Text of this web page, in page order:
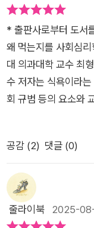
좋은 삶을 위한 선택
책을 따라가다 보면
하는지 해결책을 발견할 수 있을
서 싸워야 하는 인간의 숙명 “당신의 조절 능력
두 석학은 흥미진진한
제를 두고 뇌과학자
최형진 교수는 무엇
거짓 갈망에 빠지지
다. 이에 뇌과학자 김
에서 어떻게 구현되
리의 본능을 어떻게
다. 6부에서는 ‘우리
* 출판사로부터 도서
왜 먹는지를 사회심
대 의과대학 교수 최
수 저자는 식욕이라
회 규범 등의 요소와
는 행위를 통해 인간
보고서입니다.우리는
서 먹고 있는 걸까요
메커니즘에 의해 조종
지금, 누군가 당신의
로 시작하는 최형진
공감 (2) 댓글 (0)
줄라이북 2025-